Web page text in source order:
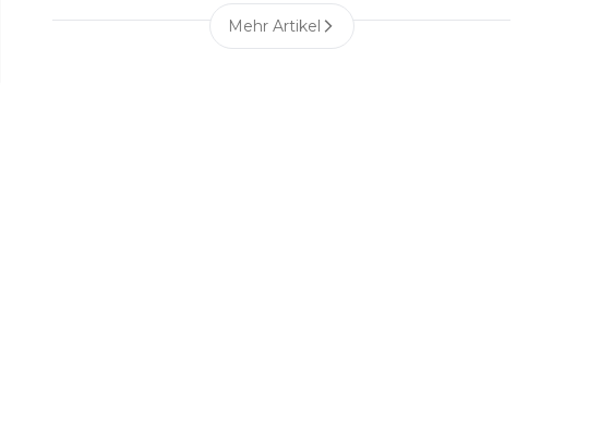
Mehr Artikel